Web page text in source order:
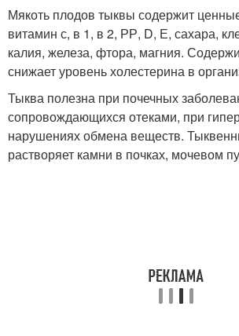
Мякоть плодов тыквы содержит
витамин с, в 1, в 2, РР, D, Е, сахара,
калия, железа, фтора, магния.
снижает уровень холестерина в
Тыква полезна при почечных
сопровождающихся отеками, при
нарушениях обмена веществ.
растворяет камни в почках, мочевом